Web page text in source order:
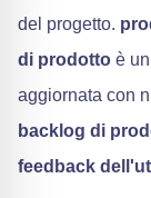
del progetto.
di prodotto è un
aggiornata con
backlog di
feedback